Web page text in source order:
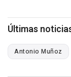
Últimas
Antonio Muñoz